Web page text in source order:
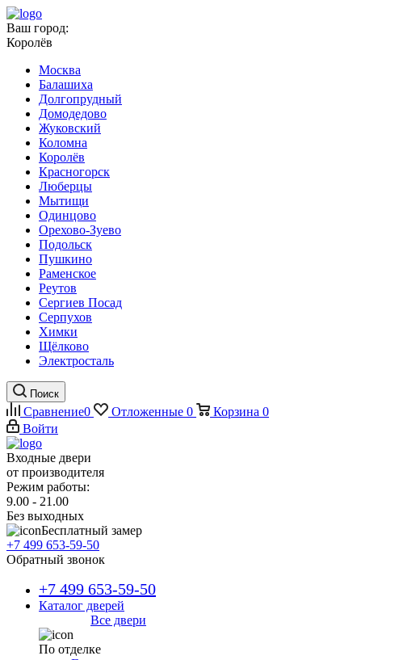
Ваш город:
Королёв
Москва
Балашиха
Долгопрудный
Домодедово
Жуковский
Коломна
Королёв
Красногорск
Люберцы
Мытищи
Одинцово
Орехово-Зуево
Подольск
Пушкино
Раменское
Реутов
Сергиев Посад
Серпухов
Химки
Щёлково
Электросталь
Поиск
Сравнение0 Отложенные 0 Корзина 0
Войти
Входные двери
от производителя
Режим работы:
9.00 - 21.00
Без выходных
Бесплатный замер
+7 499 653-59-50
Обратный звонок
+7 499 653-59-50
Каталог дверей
Все двери
По отделке